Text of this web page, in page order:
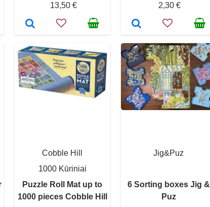
13,50 €
2,30 €
Cobble Hill
1000 Kūriniai
Puzzle Roll Mat up to
1000 pieces Cobble Hill
Jig&Puz
6 Sorting boxes Jig &
Puz